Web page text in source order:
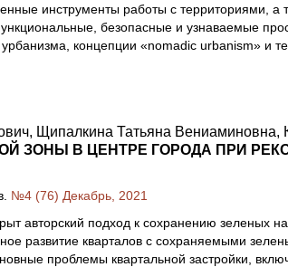
инструменты работы с территориями, а
безопасные и узнаваемые
урбанизма, концепции «nomadic urbanism» и
Щипалкина Татьяна Вениаминовна,
ЗОНЫ В ЦЕНТРЕ ГОРОДА ПРИ
№4 (76) Декабрь, 2021
авторский подход к сохранению зеленых
развитие кварталов с сохраняемыми
проблемы квартальной застройки,